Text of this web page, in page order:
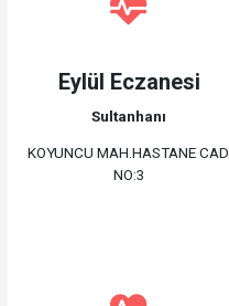
Eylül Eczanesi
Sultanhanı
KOYUNCU MAH.HASTANE CAD.
NO:3